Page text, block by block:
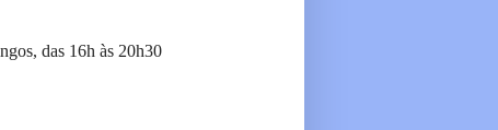
das 16h às 20h30